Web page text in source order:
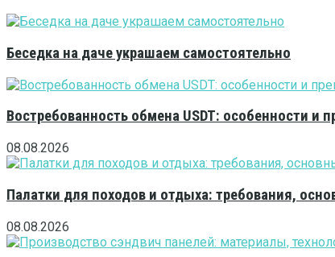
Беседка на даче украшаем самостоятельно
Востребованность обмена USDT: особенности и
08.08.2026
Палатки для походов и отдыха: требования,
08.08.2026